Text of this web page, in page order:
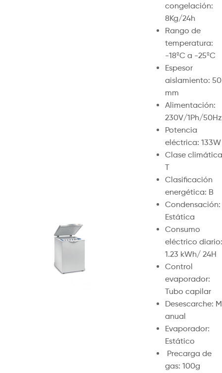
congelación:
8Kg/24h
Rango de
temperatura:
-18ºC a -25ºC
Espesor
aislamiento: 50
mm
Alimentación:
230V/1Ph/50Hz
Potencia
eléctrica: 133W
Clase
T
Clasificación
energética: B
Condensación:
Estática
Consumo
eléctrico diario:
1.23 kWh/ 24H
Control
evaporador:
Tubo capilar
Desescarche: M
anual
Evaporador:
Estático
Precarga de
gas: 100g